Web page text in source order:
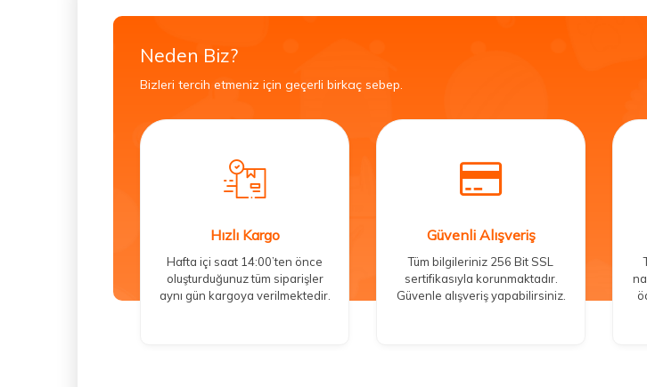
Neden Biz?
Bizleri tercih etmeniz için geçerli birkaç sebep.
Hızlı Kargo
Hafta içi saat 14:00’ten önce
oluşturduğunuz tüm siparişler
aynı gün kargoya verilmektedir.
Güvenli Alışveriş
Tüm bilgileriniz 256 Bit SSL
sertifikasıyla korunmaktadır.
Güvenle alışveriş yapabilirsiniz.